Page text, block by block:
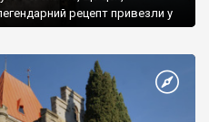
рецепт привезли у